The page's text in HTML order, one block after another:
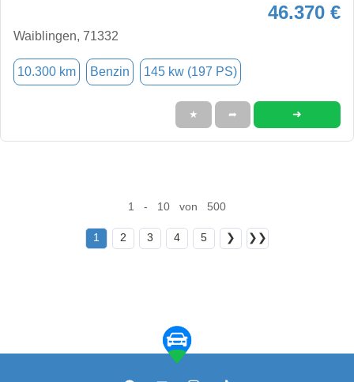
46.370 €
Waiblingen, 71332
10.300 km Benzin 145 kw (197 PS)
★ ➦ ➜
1 - 10 von 500
1 2 3 4 5 ❯ ❯❯